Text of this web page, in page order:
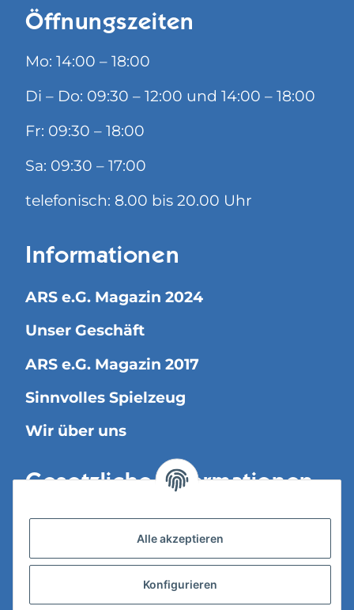
Öffnungszeiten
Mo: 14:00 – 18:00
Di – Do: 09:30 – 12:00 und 14:00 – 18:00
Fr: 09:30 – 18:00
Sa: 09:30 – 17:00
telefonisch: 8.00 bis 20.00 Uhr
Informationen
ARS e.G. Magazin 2024
Unser Geschäft
ARS e.G. Magazin 2017
Sinnvolles Spielzeug
Wir über uns
Gesetzliche Informationen
Versandinformationen
Datenschutz
Alle akzeptieren
Konfigurieren